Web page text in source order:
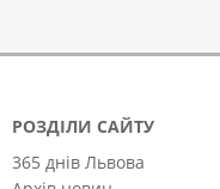
РОЗДІЛИ САЙТУ
365 днів Львова